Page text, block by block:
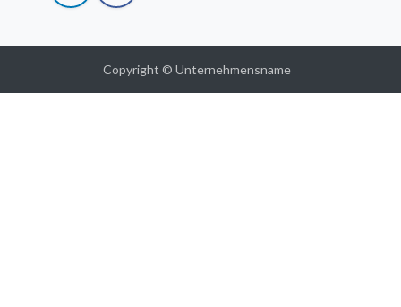
Copyright © Unternehmensname